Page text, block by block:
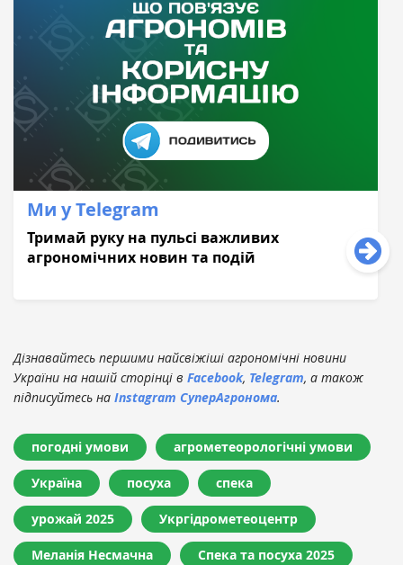
Ми у Telegram
Тримай руку на пульсі важливих
агрономічних новин та подій
Дізнавайтесь першими найсвіжіші агрономічні новини
України на нашій сторінці в Facebook, Telegram, а також
підписуйтесь на Instagram СуперАгронома.
погодні умови агрометеорологічні умови
Україна посуха спека
урожай 2025 Укргідрометеоцентр
Меланія Несмачна Спека та посуха 2025